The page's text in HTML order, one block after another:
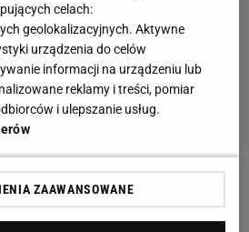
piłki nożnej.
celach:
geolokalizacyjnych. Aktywne
urządzenia do celów
informacji na urządzeniu lub
reklamy i treści, pomiar
i ulepszanie usług.
ZAAWANSOWANE